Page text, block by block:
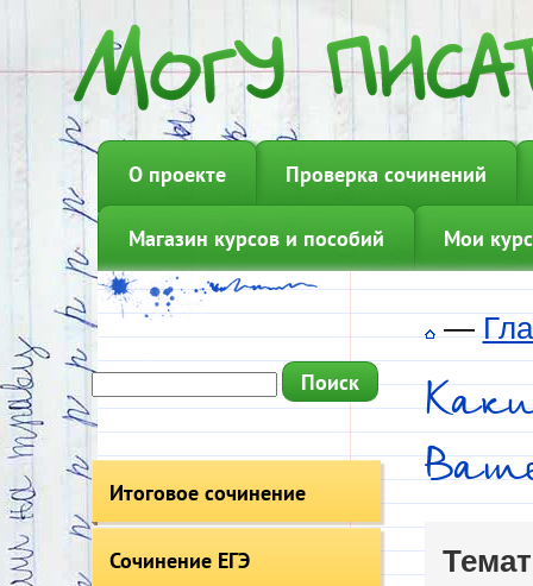
О проекте Проверка сочинений
Магазин курсов и пособий Мои
Итоговое сочинение
Сочинение ЕГЭ
—